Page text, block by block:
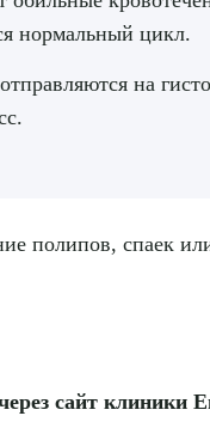
нормальный цикл.
на
полипов, спаек
сайт клиники